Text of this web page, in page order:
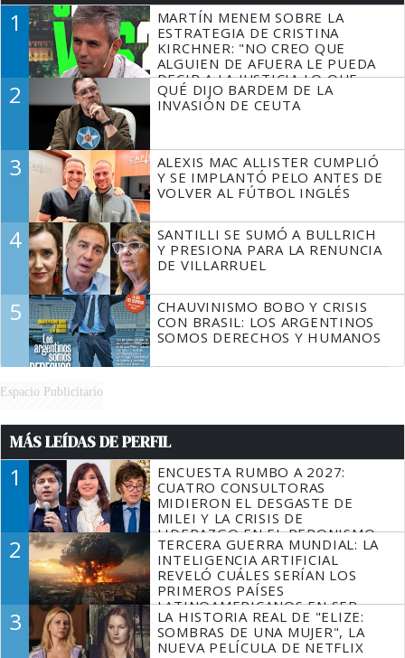
1
MARTÍN MENEM SOBRE LA
ESTRATEGIA DE CRISTINA
KIRCHNER: "NO CREO QUE
ALGUIEN DE AFUERA LE PUEDA
DECIR A LA JUSTICIA LO QUE
TIENE QUE HACER"
2
QUÉ DIJO BARDEM DE LA
INVASIÓN DE CEUTA
3
ALEXIS MAC ALLISTER CUMPLIÓ
Y SE IMPLANTÓ PELO ANTES DE
VOLVER AL FÚTBOL INGLÉS
4
SANTILLI SE SUMÓ A BULLRICH
Y PRESIONA PARA LA RENUNCIA
DE VILLARRUEL
5
CHAUVINISMO BOBO Y CRISIS
CON BRASIL: LOS ARGENTINOS
SOMOS DERECHOS Y HUMANOS
Espacio Publicitario
MÁS LEÍDAS DE PERFIL
1
ENCUESTA RUMBO A 2027:
CUATRO CONSULTORAS
MIDIERON EL DESGASTE DE
MILEI Y LA CRISIS DE
LIDERAZGO EN EL PERONISMO
2
TERCERA GUERRA MUNDIAL: LA
INTELIGENCIA ARTIFICIAL
REVELÓ CUÁLES SERÍAN LOS
PRIMEROS PAÍSES
LATINOAMERICANOS EN SER
DERROTADOS
3
LA HISTORIA REAL DE "ELIZE:
SOMBRAS DE UNA MUJER", LA
NUEVA PELÍCULA DE NETFLIX